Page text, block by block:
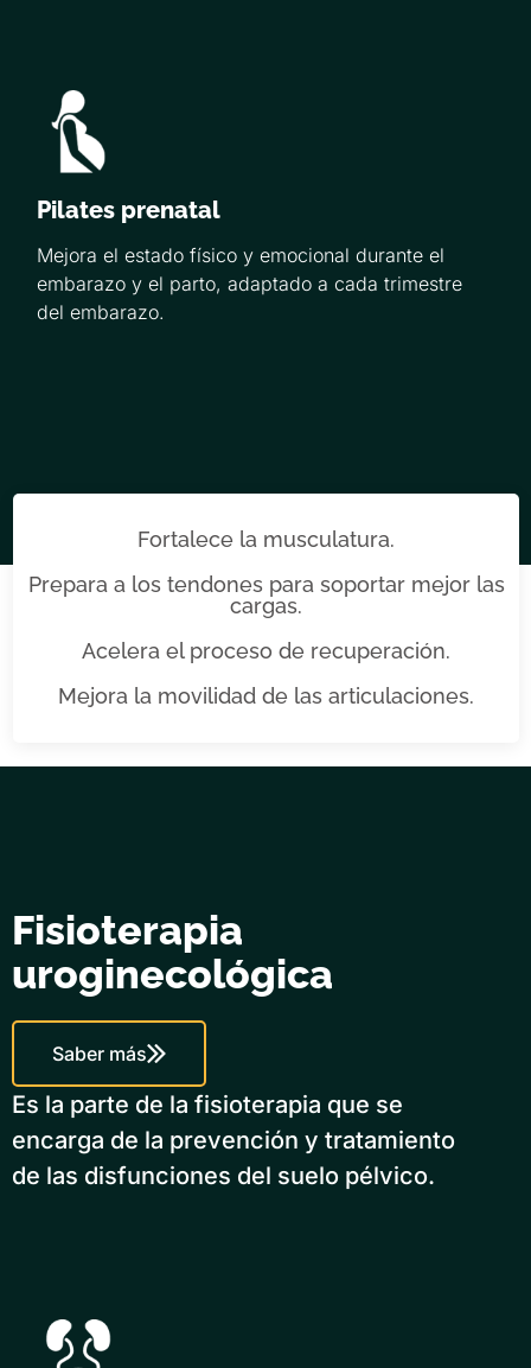
Pilates prenatal
Mejora el estado físico y emocional durante el
embarazo y el parto, adaptado a cada trimestre
del embarazo.
Fortalece la musculatura.
Prepara a los tendones para soportar mejor las
cargas.
Acelera el proceso de recuperación.
Mejora la movilidad de las articulaciones.
Fisioterapia
uroginecológica
Saber más
Es la parte de la fisioterapia que se
encarga de la prevención y tratamiento
de las disfunciones del suelo pélvico.